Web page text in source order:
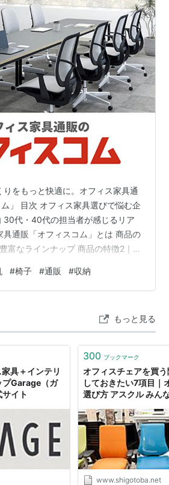
りをもっと快適に。オフィス家具通
」 目次 オフィス家具選びで悩む企
30代・40代の担当者が感じるリア
具通販「オフィスコム」とは 商品の
富なラインナップ 商品の特徴2｜ス
が増えている理由 働き方の変化に
見直す企業が増えています。特に
子をはじめとしたオフィス家具へ
す。 しかし実際には、 どの商品を
…
#椅子 #通販 #収納
もっと見る
具＋インテリ
プGarage（ガ
イト
300 ブックマーク
オフィスチェアを買
しておきたい7項目｜
選び方 アスクル みん
www.shigotoba.net